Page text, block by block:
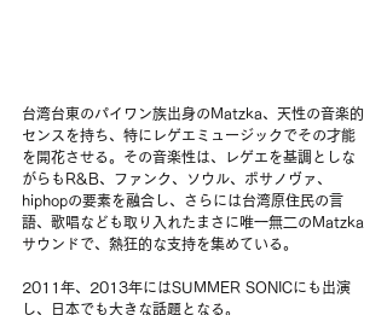
台湾台東のパイワン族出身のMatzka、天性の音楽的
センスを持ち、特にレゲエミュージックでその才能
を開花させる。その音楽性は、レゲエを基調としな
がらもR&B、ファンク、ソウル、ボサノヴァ、
hiphopの要素を融合し、さらには台湾原住民の言
語、歌唱なども取り入れたまさに唯一無二のMatzka
サウンドで、熱狂的な支持を集めている。
2011年、2013年にはSUMMER SONICにも出演
し、日本でも大きな話題となる。